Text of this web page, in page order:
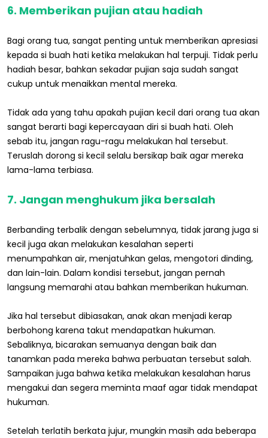
6. Memberikan pujian atau hadiah
Bagi orang tua, sangat penting untuk memberikan apresiasi
kepada si buah hati ketika melakukan hal terpuji. Tidak perlu
hadiah besar, bahkan sekadar pujian saja sudah sangat
cukup untuk menaikkan mental mereka.
Tidak ada yang tahu apakah pujian kecil dari orang tua akan
sangat berarti bagi kepercayaan diri si buah hati. Oleh
sebab itu, jangan ragu-ragu melakukan hal tersebut.
Teruslah dorong si kecil selalu bersikap baik agar mereka
lama-lama terbiasa.
7. Jangan menghukum jika bersalah
Berbanding terbalik dengan sebelumnya, tidak jarang juga si
kecil juga akan melakukan kesalahan seperti
menumpahkan air, menjatuhkan gelas, mengotori dinding,
dan lain-lain. Dalam kondisi tersebut, jangan pernah
langsung memarahi atau bahkan memberikan hukuman.
Jika hal tersebut dibiasakan, anak akan menjadi kerap
berbohong karena takut mendapatkan hukuman.
Sebaliknya, bicarakan semuanya dengan baik dan
tanamkan pada mereka bahwa perbuatan tersebut salah.
Sampaikan juga bahwa ketika melakukan kesalahan harus
mengakui dan segera meminta maaf agar tidak mendapat
hukuman.
Setelah terlatih berkata jujur, mungkin masih ada beberapa